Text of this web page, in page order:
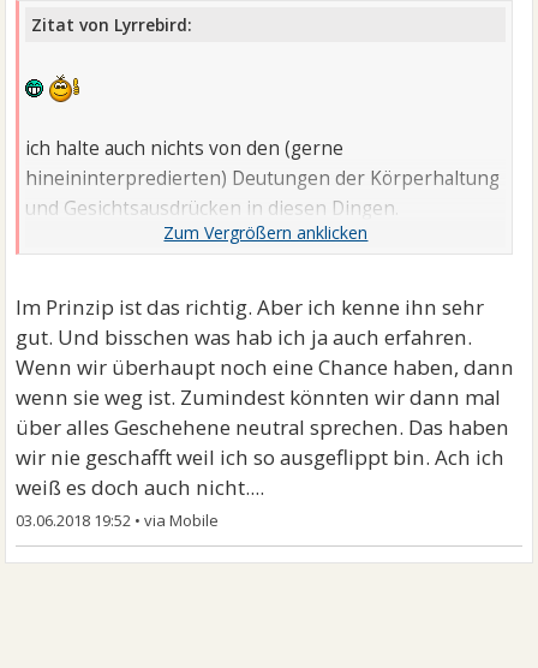
Zitat von Lyrrebird:
ich halte auch nichts von den (gerne
hineininterpredierten) Deutungen der Körperhaltung
und Gesichtsausdrücken in diesen Dingen.
"sie/er hielten nicht Händchen = das läuft eh nicht
"er/sie lächelt nicht = sie macht ihn eh nicht glücklich"
etcetc. Also immer so, wie man/frau es gerne sehen
will
Im Prinzip ist das richtig. Aber ich kenne ihn sehr
gut. Und bisschen was hab ich ja auch erfahren.
Wenn wir überhaupt noch eine Chance haben, dann
wenn sie weg ist. Zumindest könnten wir dann mal
über alles Geschehene neutral sprechen. Das haben
wir nie geschafft weil ich so ausgeflippt bin. Ach ich
weiß es doch auch nicht....
03.06.2018 19:52 •